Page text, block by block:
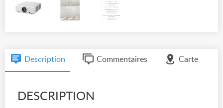
Description Commentaires Carte
DESCRIPTION